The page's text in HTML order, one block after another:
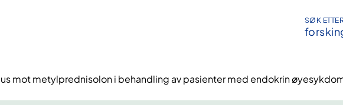
SØK ETTER
mot metylprednisolon i behandling av pasienter med endokrin